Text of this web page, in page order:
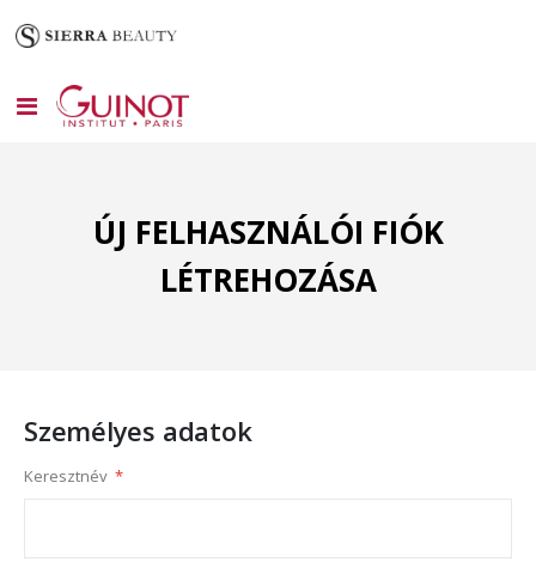
Toggle
Nav
ÚJ FELHASZNÁLÓI FIÓK
LÉTREHOZÁSA
Személyes adatok
Keresztnév